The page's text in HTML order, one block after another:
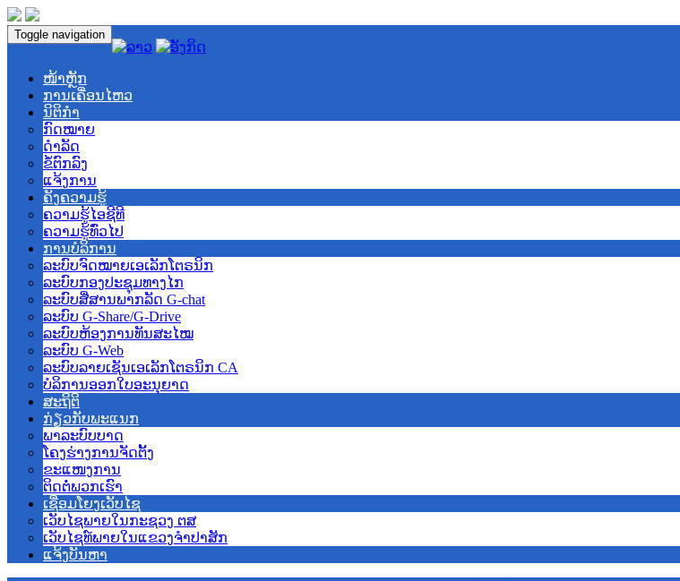
Toggle navigation
ໜ້າຫຼັກ
ການເຄື່ອນໄຫວ
ນິຕິກຳ
ກົດໝາຍ
ດຳລັດ
ຂໍ້ຕົກລົງ
ແຈ້ງການ
ຄັງຄວາມຮູ້
ຄວາມຮູ້ໄອຊີທີ
ຄວາມຮູ້ທົ່ວໄປ
ການບໍລິການ
ລະບົບຈົດໝາຍເອເລັກໂຕຣນິກ
ລະບົບກອງປະຊຸມທາງໄກ
ລະບົບສື່ສານພາກລັດ G-chat
ລະບົບ G-Share/G-Drive
ລະບົບຫ້ອງການທັນສະໄໝ
ລະບົບ G-Web
ລະບົບລາຍເຊັນເອເລັກໂຕຣນິກ CA
ບໍລິການອອກໃບອະນຸຍາດ
ສະຖິຕິ
ກ່ຽວກັບພະແນກ
ພາລະບົບບາດ
ໂຄງຮ່າງການຈັດຕັ້ງ
ຂະແໜງການ
ຕິດຕໍ່ພວກເຮົາ
ເຊື່ອມໂຍງເວັບໄຊ
ເວັບໄຊພາຍໃນກະຊວງ ຕສ
ເວັບໄຊທ໌ພາຍໃນແຂວງຈຳປາສັກ
ແຈ້ງບັນຫາ